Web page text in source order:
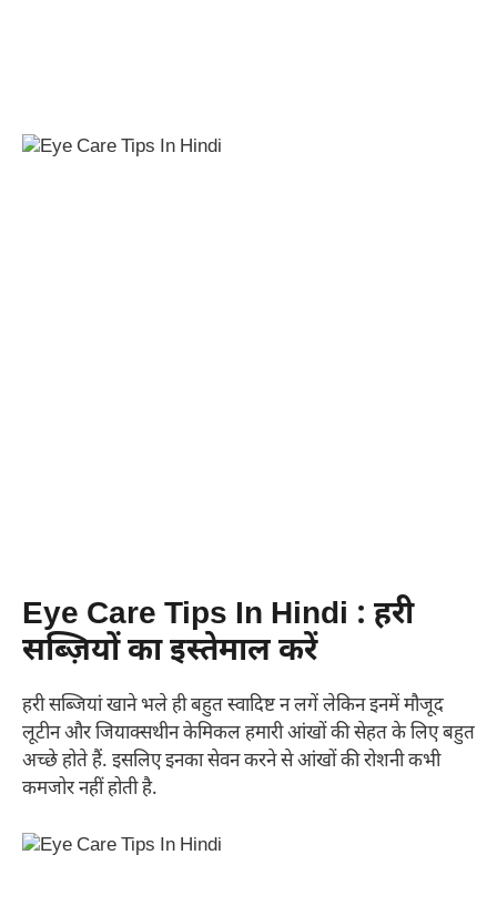
Eye Care Tips In Hindi : हरी
सब्ज़ियों का इस्तेमाल करें
हरी सब्जियां खाने भले ही बहुत स्वादिष्ट न लगें लेकिन इनमें मौजूद
लूटीन और जियाक्सथीन केमिकल हमारी आंखों की सेहत के लिए बहुत
अच्छे होते हैं. इसलिए इनका सेवन करने से आंखों की रोशनी कभी
कमजोर नहीं होती है.